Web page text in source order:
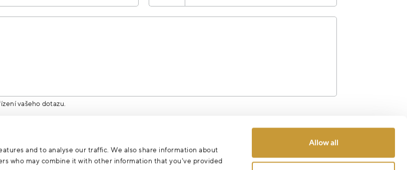
and to analyse our traffic. We also share information about
who may combine it with other information that you’ve provided
Allow all
vašeho dotazu.
Odeslat